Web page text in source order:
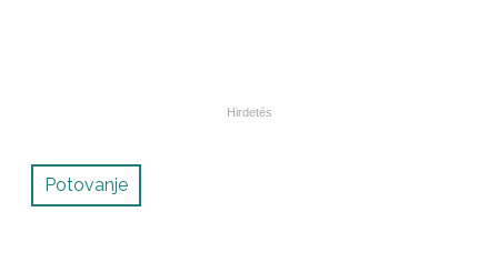
Potovanje